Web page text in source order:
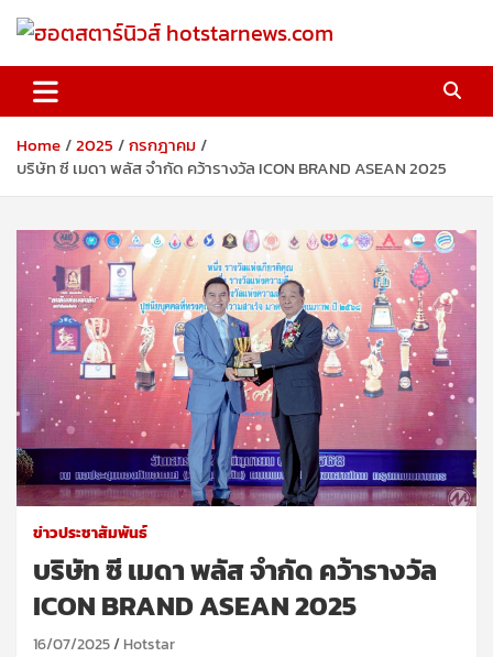
ฮอตสตาร์นิวส์ hotstarnews.com
Home 2025
กรกฎาคม
บริษัท ซี เมดา พลัส จำกัด คว้ารางวัล ICON BRAND ASEAN 2025
ข่าวประชาสัมพันธ์
บริษัท ซี เมดา พลัส จำกัด คว้ารางวัล
ICON BRAND ASEAN 2025
16/07/2025 Hotstar